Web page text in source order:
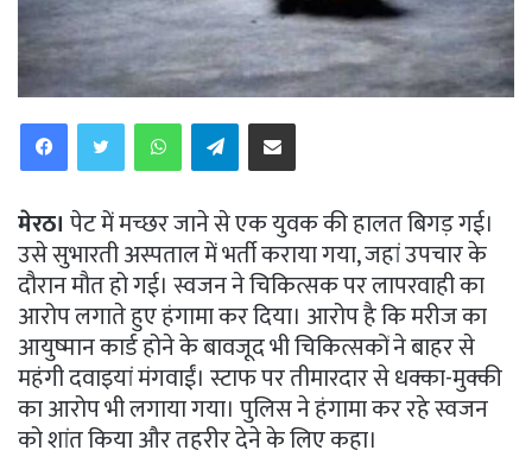
WhatsAppTelegramShare via Email
मेरठ। पेट में मच्छर जाने से एक युवक की हालत बिगड़ गई।
उसे सुभारती अस्पताल में भर्ती कराया गया, जहां उपचार के
दौरान मौत हो गई। स्वजन ने चिकित्सक पर लापरवाही का
आरोप लगाते हुए हंगामा कर दिया। आरोप है कि मरीज का
आयुष्मान कार्ड होने के बावजूद भी चिकित्सकों ने बाहर से
महंगी दवाइयां मंगवाईं। स्टाफ पर तीमारदार से धक्का-मुक्की
का आरोप भी लगाया गया। पुलिस ने हंगामा कर रहे स्वजन
को शांत किया और तहरीर देने के लिए कहा।